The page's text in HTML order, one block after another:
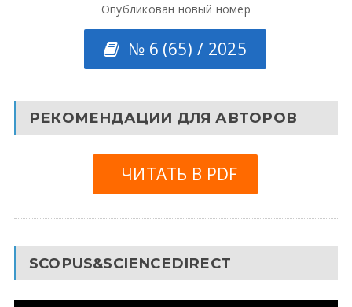
Опубликован новый номер
№ 6 (65) / 2025
РЕКОМЕНДАЦИИ ДЛЯ АВТОРОВ
ЧИТАТЬ В PDF
SCOPUS&SCIENCEDIRECT